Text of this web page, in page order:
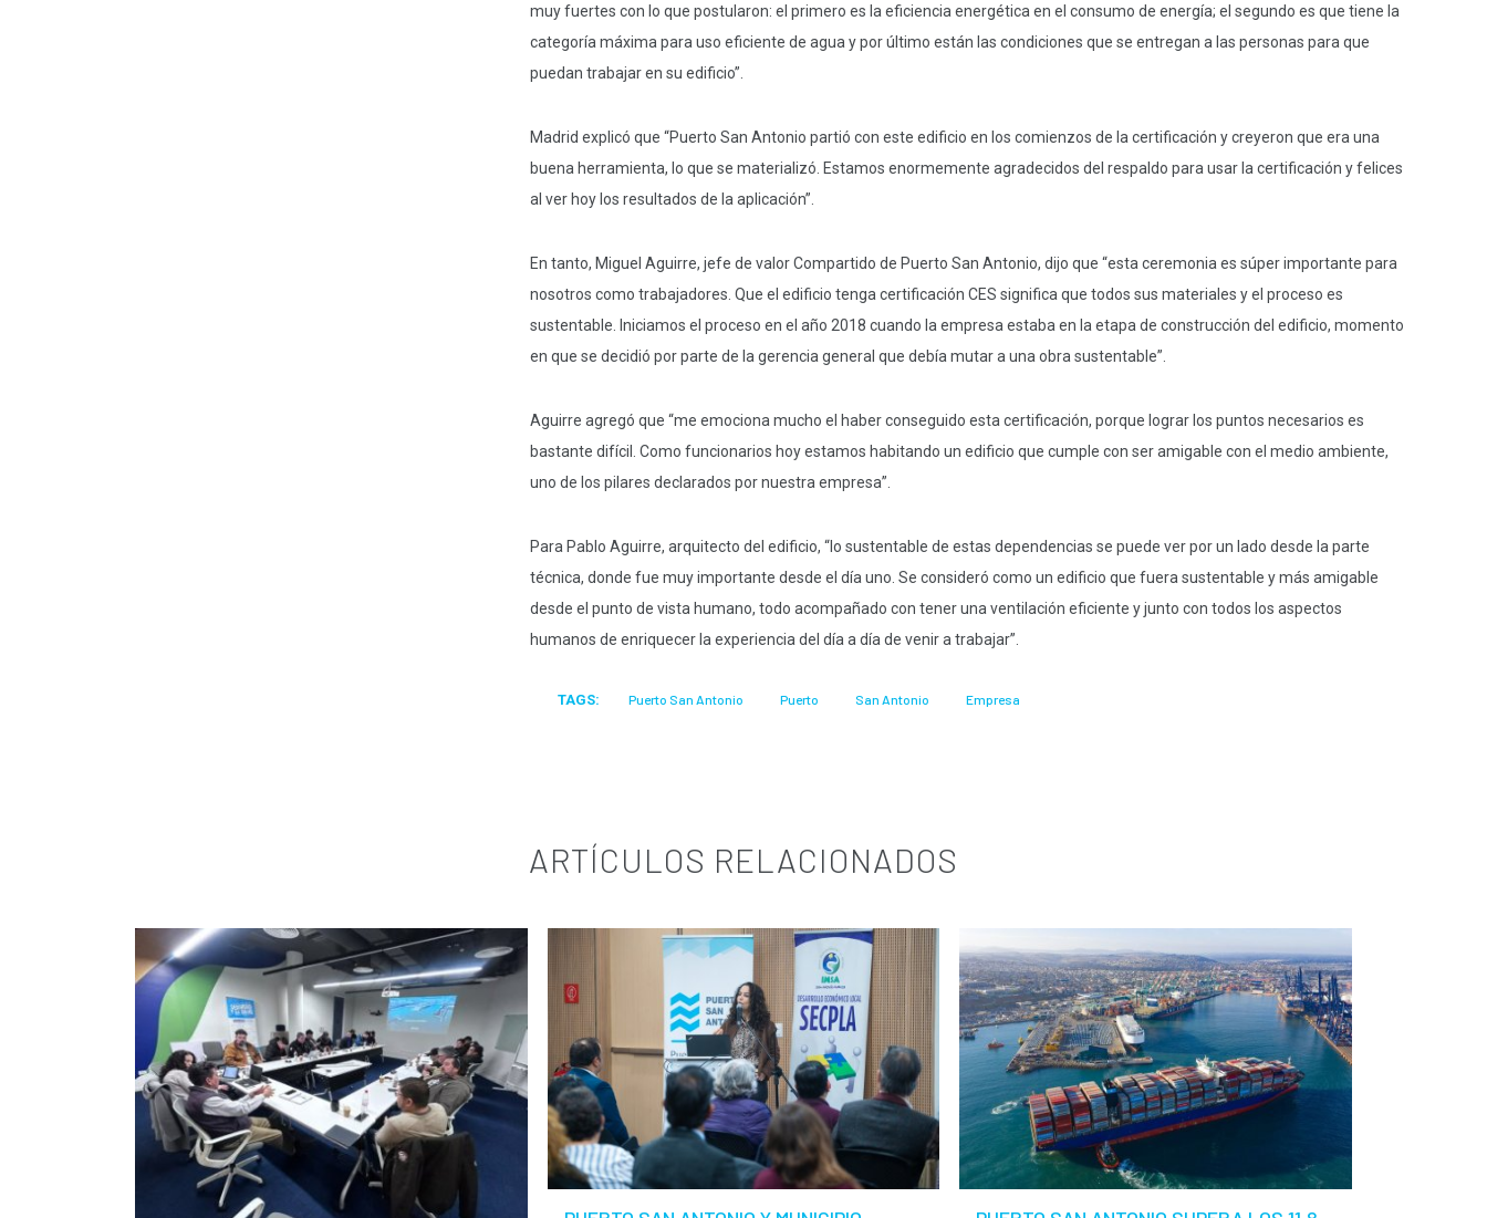
muy fuertes con lo que postularon: el primero es la eficiencia energética en el consumo de energía; el segundo es que tiene la
categoría máxima para uso eficiente de agua y por último están las condiciones que se entregan a las personas para que
puedan trabajar en su edificio”.
Madrid explicó que “Puerto San Antonio partió con este edificio en los comienzos de la certificación y creyeron que era una
buena herramienta, lo que se materializó. Estamos enormemente agradecidos del respaldo para usar la certificación y felices
al ver hoy los resultados de la aplicación”.
En tanto, Miguel Aguirre, jefe de valor Compartido de Puerto San Antonio, dijo que “esta ceremonia es súper importante para
nosotros como trabajadores. Que el edificio tenga certificación CES significa que todos sus materiales y el proceso es
sustentable. Iniciamos el proceso en el año 2018 cuando la empresa estaba en la etapa de construcción del edificio, momento
en que se decidió por parte de la gerencia general que debía mutar a una obra sustentable”.
Aguirre agregó que “me emociona mucho el haber conseguido esta certificación, porque lograr los puntos necesarios es
bastante difícil. Como funcionarios hoy estamos habitando un edificio que cumple con ser amigable con el medio ambiente,
uno de los pilares declarados por nuestra empresa”.
Para Pablo Aguirre, arquitecto del edificio, “lo sustentable de estas dependencias se puede ver por un lado desde la parte
técnica, donde fue muy importante desde el día uno. Se consideró como un edificio que fuera sustentable y más amigable
desde el punto de vista humano, todo acompañado con tener una ventilación eficiente y junto con todos los aspectos
humanos de enriquecer la experiencia del día a día de venir a trabajar”.
TAGS: Puerto San Antonio Puerto San Antonio Empresa
ARTÍCULOS RELACIONADOS